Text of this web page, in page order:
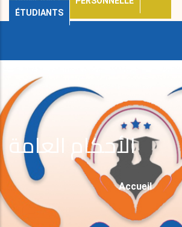
ÉTUDIANTS
الأحكام العامة
Fil
D'Ariane
Accueil